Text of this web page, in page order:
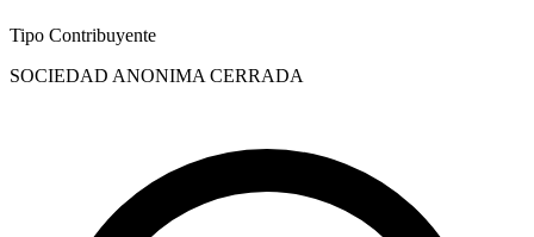
Tipo Contribuyente
SOCIEDAD ANONIMA CERRADA